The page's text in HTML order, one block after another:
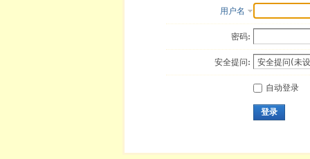
用户名
密码:
安全提问:
自动登录
登录